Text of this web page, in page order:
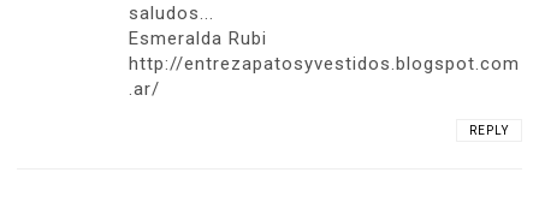
saludos...
Esmeralda Rubi
http://entrezapatosyvestidos.blogspot.com
.ar/
REPLY